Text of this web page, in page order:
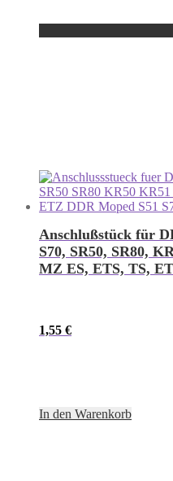
Anschlußstück für
S70, SR50, SR80,
MZ ES, ETS, TS,
1,55 €
In den Warenkorb